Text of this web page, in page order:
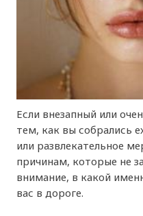
Если внезапный или
тем, как вы собрались
или развлекательное
причинам, которые не
внимание, в какой
вас в дороге.